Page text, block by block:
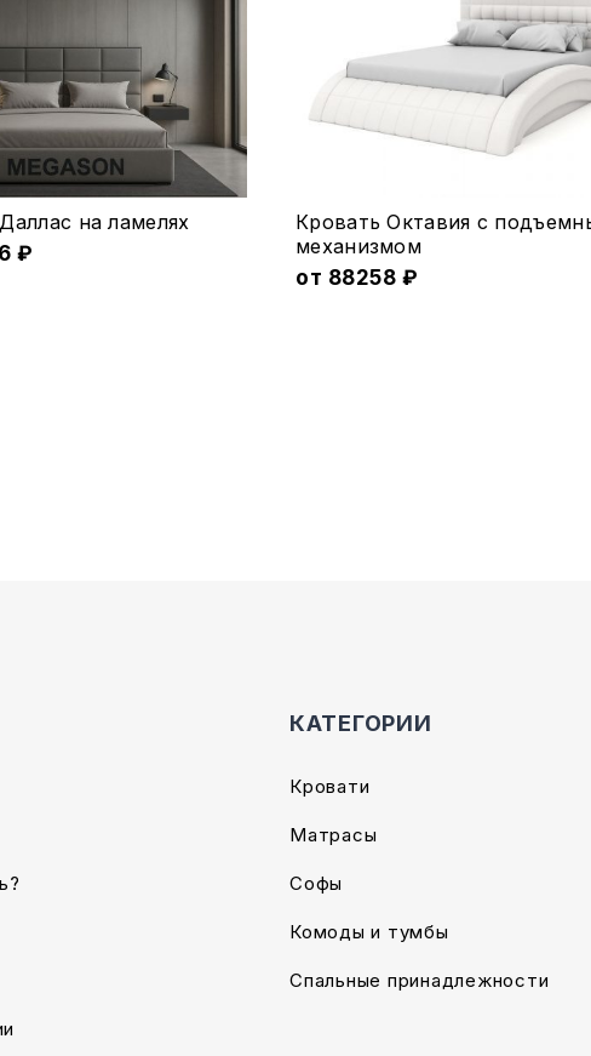
на ламеляx
₽
Этот
товар
имеет
Кровать Октавия с
меxанизмом
от 88258 ₽
КАТЕГОРИИ
Кровати
Матрасы
Софы
Комоды и тумбы
Спальные принадлежности